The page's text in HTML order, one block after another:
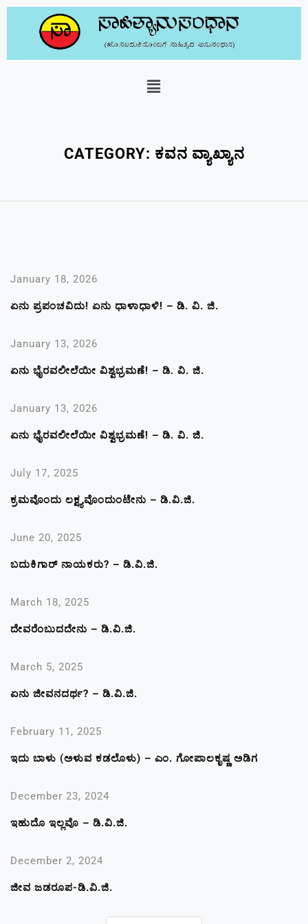
CATEGORY: ಕವನ ವ್ಯಾಖ್ಯಾನ
January 18, 2026
ಏನು ಪ್ರಪಂಚವಿದು! ಏನು ಧಾಳಾಧಾಳಿ! – ಡಿ. ವಿ. ಜಿ.
January 13, 2026
ಏನು ಭೈರವಲೀಲೆಯೀ ವಿಶ್ವಭ್ರಮಣೆ! – ಡಿ. ವಿ. ಜಿ.
January 13, 2026
ಏನು ಭೈರವಲೀಲೆಯೀ ವಿಶ್ವಭ್ರಮಣೆ! – ಡಿ. ವಿ. ಜಿ.
July 17, 2025
ಕ್ರಮವೊಂದು ಲಕ್ಷ್ಯವೊಂದುಂಟೇನು – ಡಿ.ವಿ.ಜಿ.
June 20, 2025
ಬದುಕಿಗಾರ್ ನಾಯಕರು? – ಡಿ.ವಿ.ಜಿ.
March 18, 2025
ದೇವರೆಂಬುದದೇನು – ಡಿ.ವಿ.ಜಿ.
March 5, 2025
ಏನು ಜೀವನದರ್ಥ? – ಡಿ.ವಿ.ಜಿ.
February 11, 2025
ಇದು ಬಾಳು (ಅಳುವ ಕಡಲೊಳು) – ಎಂ. ಗೋಪಾಲಕೃಷ್ಣ ಅಡಿಗ
December 23, 2024
ಇಹುದೊ ಇಲ್ಲವೊ – ಡಿ.ವಿ.ಜಿ.
December 2, 2024
ಜೀವ ಜಡರೂಪ-ಡಿ.ವಿ.ಜಿ.